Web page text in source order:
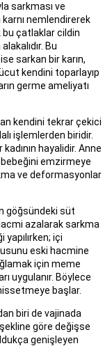
sarkması ve
nemlendirerek
bu çatlaklar cildin
Bu
sarkan bir karın,
kendini toparlayıp
germe ameliyatı
kendini tekrar çekici
işlemlerden biridir.
hayalidir. Anne
emzirmeye
ve deformasyonlar
göğsündeki süt
azalarak sarkma
içi
eski hacmine
için meme
uygulanır. Böylece
başlar.
biri de vajinada
göre değişse
genişleyen